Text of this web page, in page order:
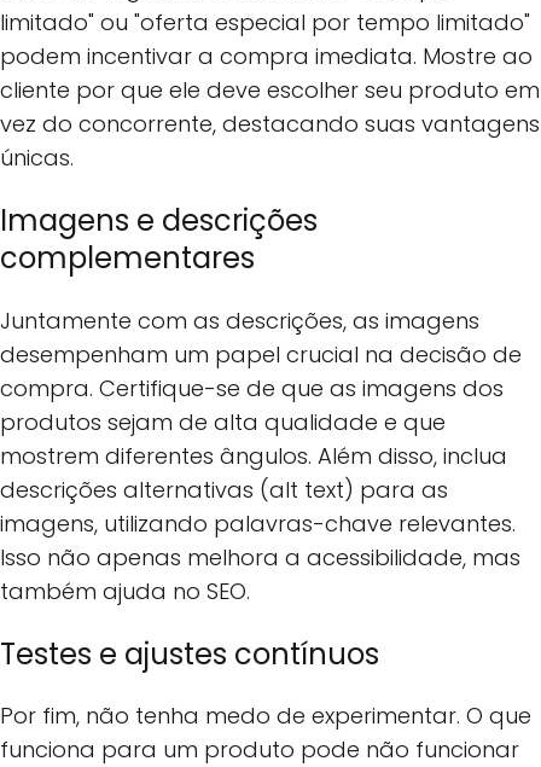
limitado" ou "oferta especial por tempo limitado"
podem incentivar a compra imediata. Mostre ao
cliente por que ele deve escolher seu produto em
vez do concorrente, destacando suas vantagens
únicas.
Imagens e descrições
complementares
Juntamente com as descrições, as imagens
desempenham um papel crucial na decisão de
compra. Certifique-se de que as imagens dos
produtos sejam de alta qualidade e que
mostrem diferentes ângulos. Além disso, inclua
descrições alternativas (alt text) para as
imagens, utilizando palavras-chave relevantes.
Isso não apenas melhora a acessibilidade, mas
também ajuda no SEO.
Testes e ajustes contínuos
Por fim, não tenha medo de experimentar. O que
funciona para um produto pode não funcionar